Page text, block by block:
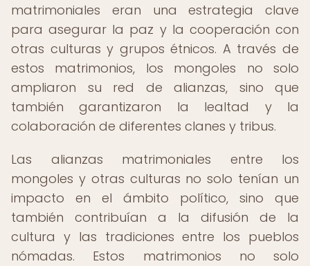
matrimoniales eran una estrategia clave
para asegurar la paz y la cooperación con
otras culturas y grupos étnicos. A través de
estos matrimonios, los mongoles no solo
ampliaron su red de alianzas, sino que
también garantizaron la lealtad y la
colaboración de diferentes clanes y tribus.
Las alianzas matrimoniales entre los
mongoles y otras culturas no solo tenían un
impacto en el ámbito político, sino que
también contribuían a la difusión de la
cultura y las tradiciones entre los pueblos
nómadas. Estos matrimonios no solo